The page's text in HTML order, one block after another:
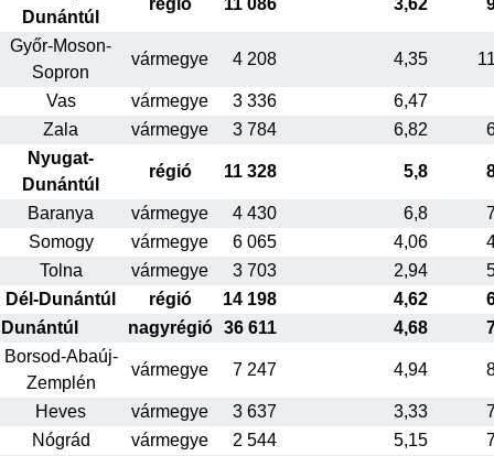
Dunántúl
Győr-Moson-
Sopron
vármegye 4 208 4,35
Vas vármegye 3 336
6,47
Zala
vármegye 3 784 6,82
Nyugat-
Dunántúl
régió 11 328 5,8
Baranya vármegye 4 430 6,8
Somogy
vármegye 6 065 4,06
Tolna
vármegye 3 703 2,94
Dél-Dunántúl
régió 14 198 4,62
Dunántúl
nagyrégió 36 611 4,68
Borsod-Abaúj-
Zemplén
vármegye 7 247 4,94
Heves vármegye 3 637 3,33
Nógrád
vármegye 2 544 5,15